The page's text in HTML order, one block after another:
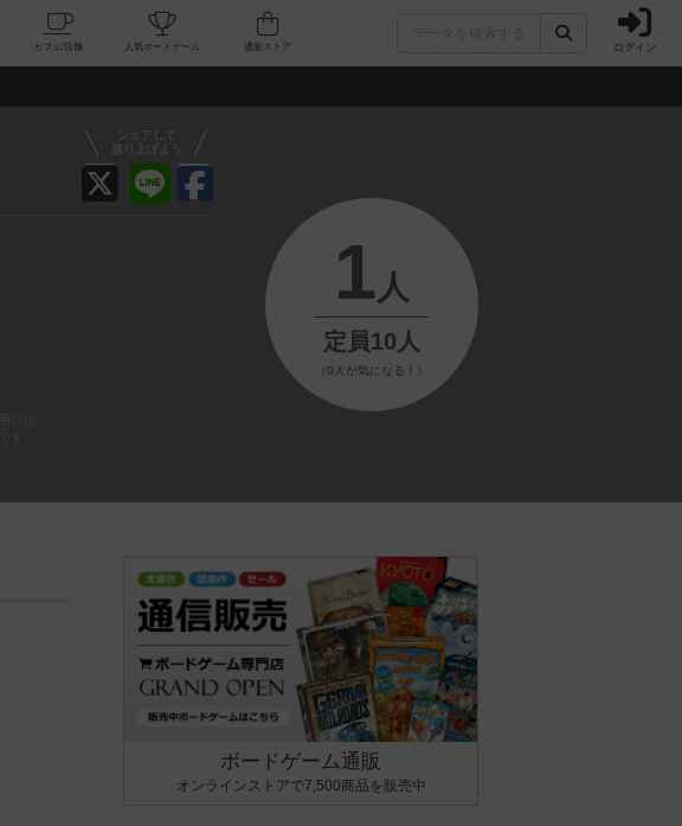
掲示板一覧 カフェ/店舗 人気ボードゲーム ログイン
シェアして
盛り上げよう
1 人
定員10人
（0人が気になる！）
ボードゲーム通販
オンラインストアで7,500商品を販売中